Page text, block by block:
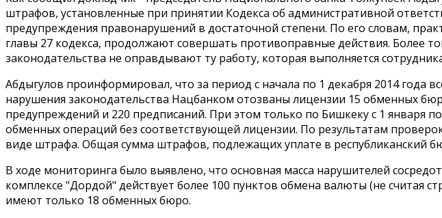
штрафов, установленные при принятии Кодекса об административной
предупреждения правонарушений в достаточной степени. По его словам,
главы 27 кодекса, продолжают совершать противоправные действия. Более
законодательства не оправдывают ту работу, которая выполняется
Абдыгулов проинформировал, что за период с начала по 1 декабря 2014 года
нарушения законодательства Нацбанком отозваны лицензии 15 обменных
предупреждений и 220 предписаний. При этом только по Бишкеку с 1 января
обменных операций без соответствующей лицензии. По результатам
виде штрафа. Общая сумма штрафов, подлежащих уплате в республиканский
В ходе мониторинга было выявлено, что основная масса нарушителей
комплексе "Дордой" действует более 100 пунктов обмена валюты (не считая
имеют только 18 обменных бюро.